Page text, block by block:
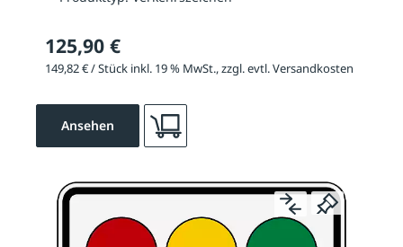
125,90 €
149,82 € / Stück inkl. 19 % MwSt., zzgl. evtl. Versandkosten
Ansehen